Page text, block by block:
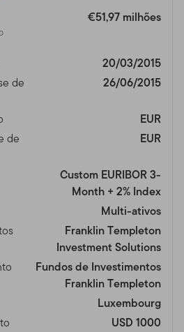
€51,97 milhões
20/03/2015
de
26/06/2015
EUR
de
EUR
Custom EURIBOR 3-
Month + 2% Index
Multi-ativos
Franklin Templeton
Investment Solutions
Fundos de Investimentos
Franklin Templeton
Luxembourg
USD 1000